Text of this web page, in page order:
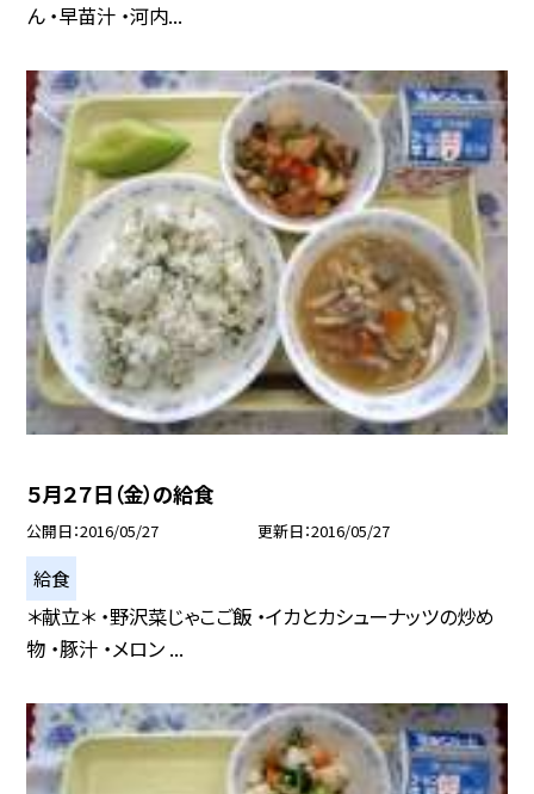
ん ・早苗汁 ・河内...
５月２７日（金）の給食
公開日 2016/05/27 更新日 2016/05/27
給食
＊献立＊ ・野沢菜じゃこご飯 ・イカとカシューナッツの炒め
物 ・豚汁 ・メロン ...